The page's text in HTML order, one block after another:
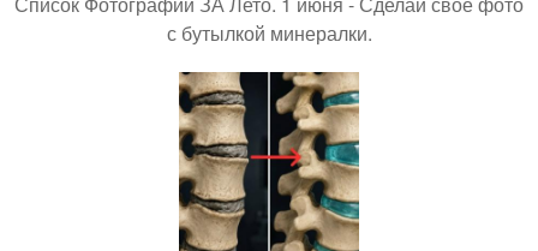
с бутылкой минералки.